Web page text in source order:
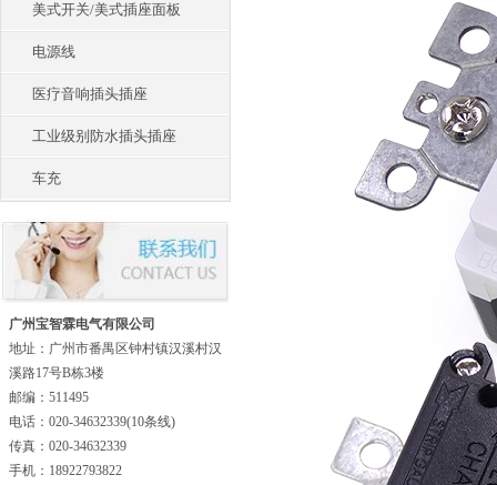
美式开关/美式插座面板
电源线
医疗音响插头插座
工业级别防水插头插座
车充
广州宝智霖电气有限公司
地址：广州市番禺区钟村镇汉溪村汉
溪路17号B栋3楼
邮编：511495
电话：020-34632339(10条线)
传真：020-34632339
手机：18922793822